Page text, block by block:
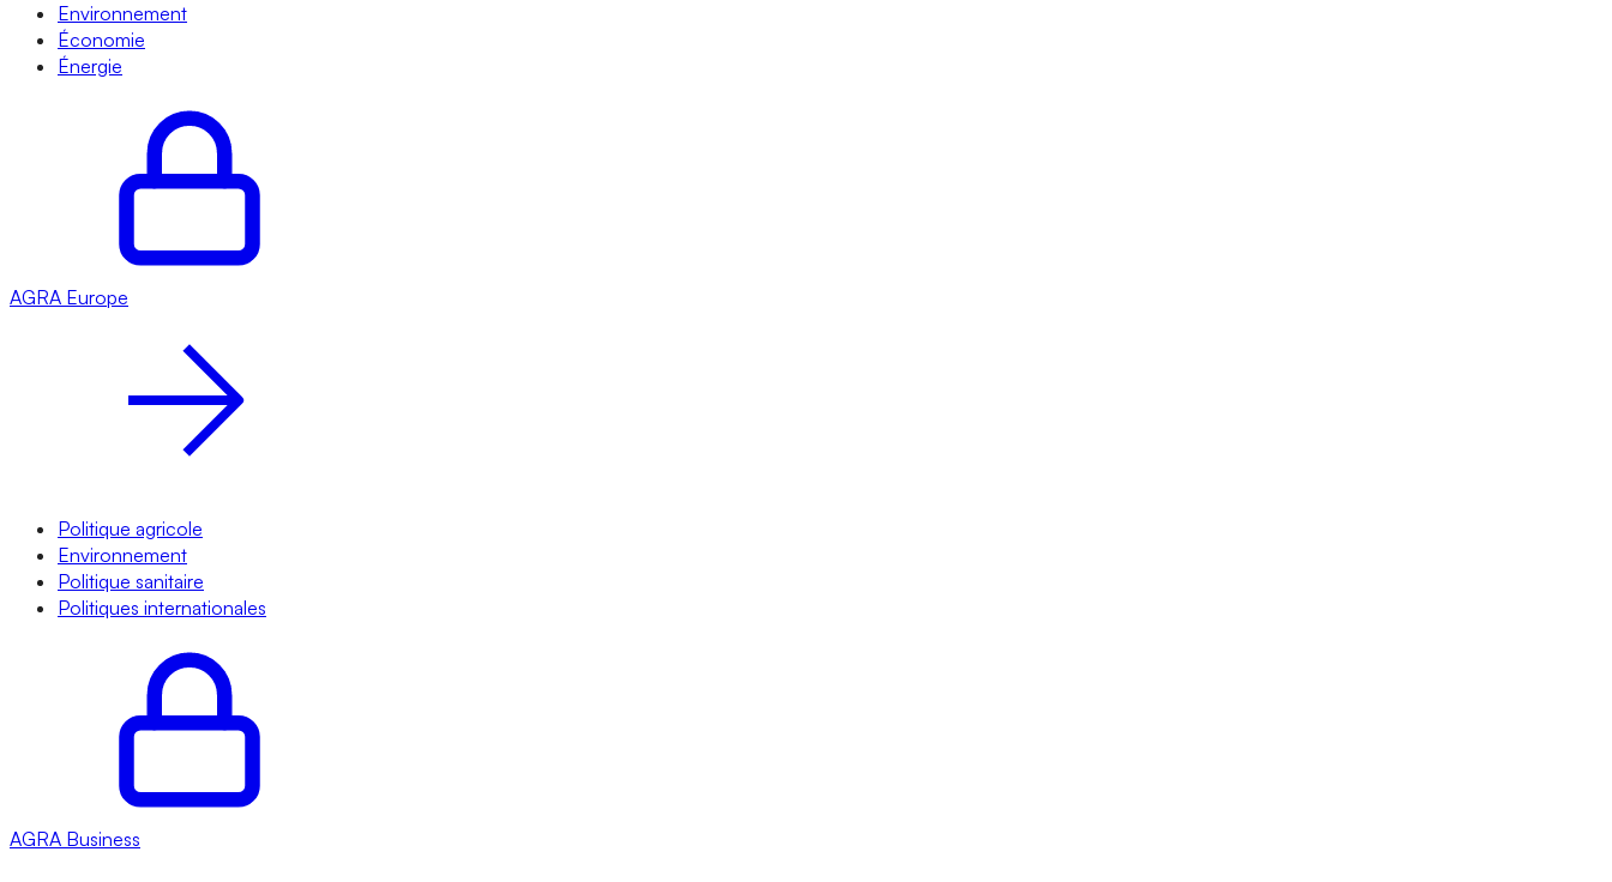
Environnement
Économie
Énergie
AGRA Europe
Politique agricole
Environnement
Politique sanitaire
Politiques internationales
AGRA Business